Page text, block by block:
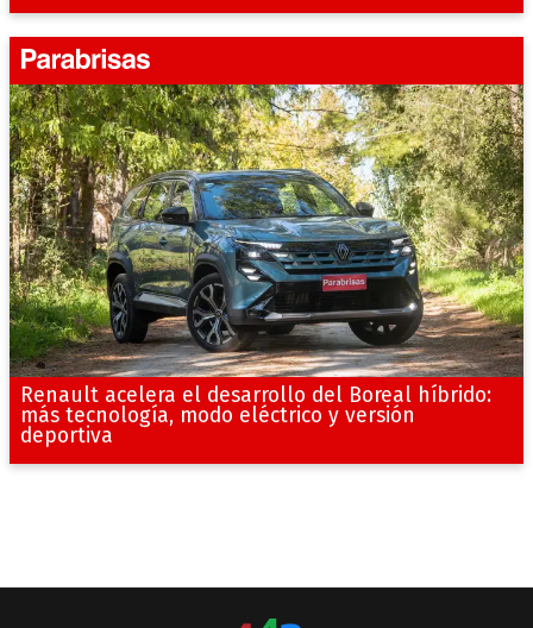
Renault acelera el desarrollo del Boreal híbrido:
más tecnología, modo eléctrico y versión
deportiva